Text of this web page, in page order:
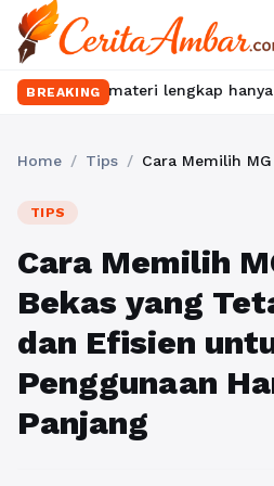
BREAKING
lengkap hanya di
Home / Tips /
TIPS
Cara Memilih
Bekas yang
dan Efisien
Penggunaan
Panjang